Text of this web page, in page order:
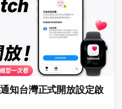
知台灣正式開放設定啟